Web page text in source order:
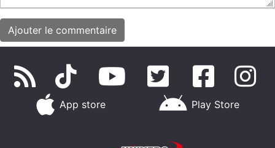
App store Play Store